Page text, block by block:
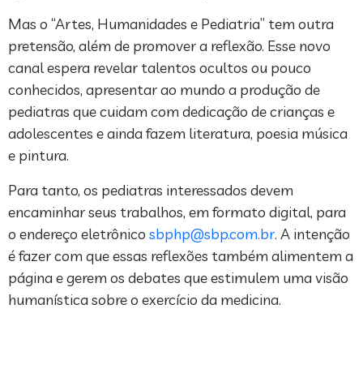
Mas o “Artes, Humanidades e Pediatria” tem outra
pretensão, além de promover a reflexão. Esse novo
canal espera revelar talentos ocultos ou pouco
conhecidos, apresentar ao mundo a produção de
pediatras que cuidam com dedicação de crianças e
adolescentes e ainda fazem literatura, poesia música
e pintura.
Para tanto, os pediatras interessados devem
encaminhar seus trabalhos, em formato digital, para
o endereço eletrônico sbphp@sbp.com.br. A intenção
é fazer com que essas reflexões também alimentem a
página e gerem os debates que estimulem uma visão
humanística sobre o exercício da medicina.